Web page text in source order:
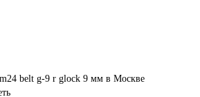
m24 belt g-9 r glock 9 мм в Москве